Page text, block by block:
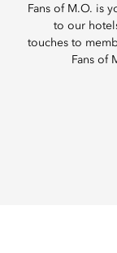
Fans of M.O. is
to our
touches to
Fans of